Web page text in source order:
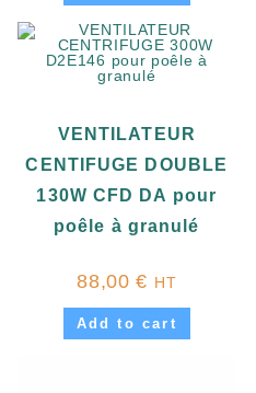
VENTILATEUR
CENTIFUGE DOUBLE
130W CFD DA pour
poêle à granulé
88,00€ HT
Add to cart